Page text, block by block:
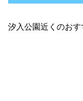
汐入公園近くのおす